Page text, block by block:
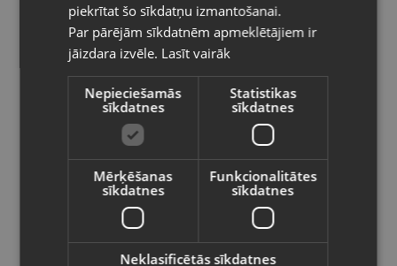
6.00€
Henske HD-3291A
izvēlēto valsti
Vietnes saturs būs attēlots izvēlētajā
valodā
Valsts
Latviešu / Latvian
piekrītat šo sīkdatņu izmantošanai.
Par pārējām sīkdatnēm apmeklētājiem ir
jāizdara izvēle. Lasīt vairāk
Nepieciešamās
sīkdatnes
Statistikas
sīkdatnes
Mērķēšanas
sīkdatnes
Funkcionalitātes
sīkdatnes
Neklasificētās sīkdatnes